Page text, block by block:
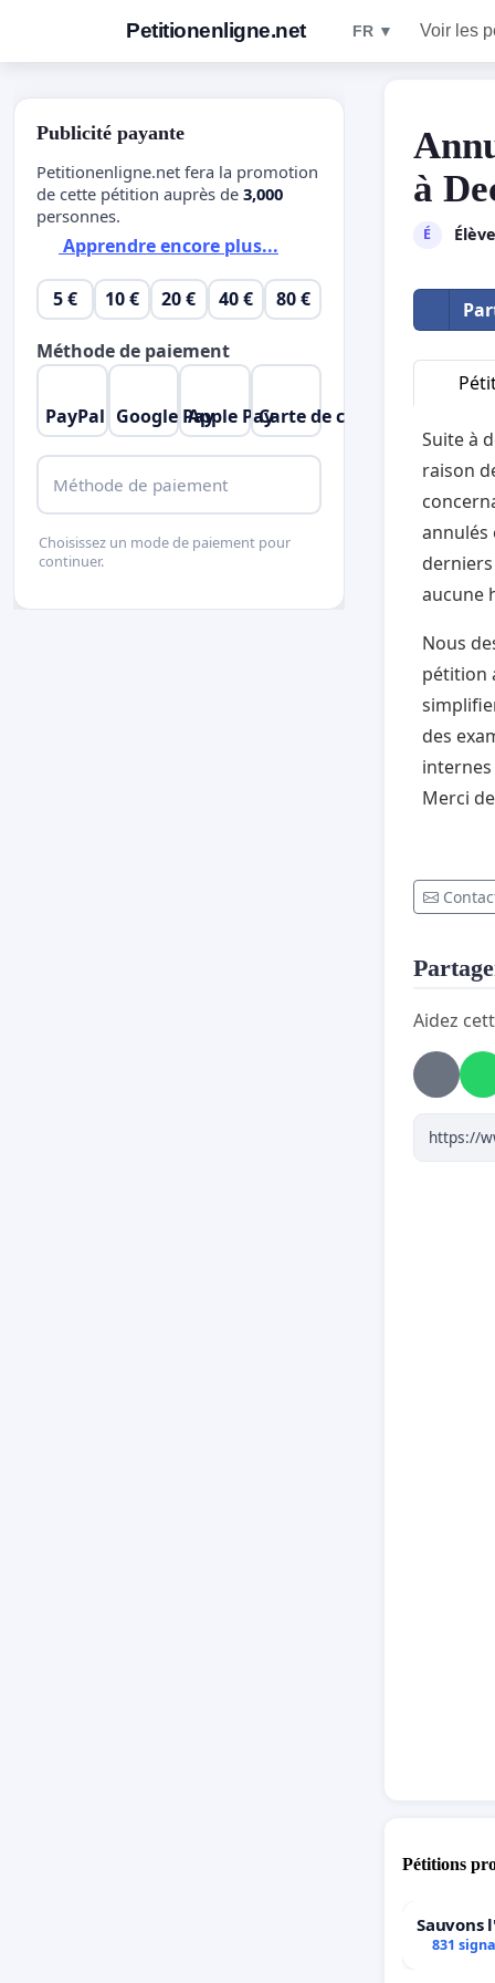
Petitionenligne.net FR ▼ Voir les
à
É
Suite à
raison
annulés
aucune
Nous
pétition
des
Merci
Aidez
Pétitions
Sauvons
831
Publicité payante
Petitionenligne.net fera la promotion
de cette pétition auprès de 3,000
personnes.
Apprendre encore plus...
5 € 10 € 20 € 40 € 80 €
Méthode de paiement
PayPal Google PayApple PayCarte de crédit
Méthode de paiement
Choisissez un mode de paiement pour
continuer.